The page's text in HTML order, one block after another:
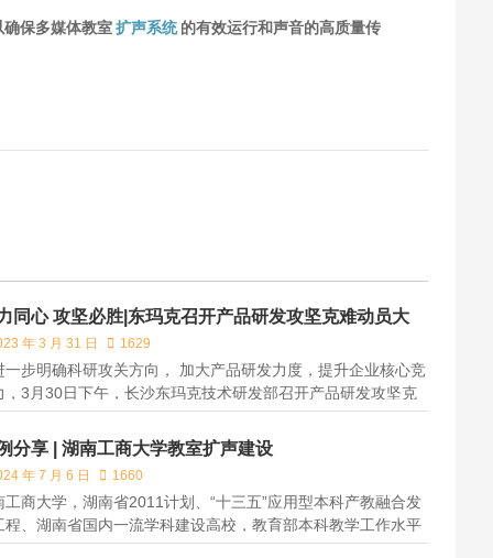
保多媒体教室扩声系统 的有效运行和声音的高质量传
同心 攻坚必胜|东玛克召开产品研发攻坚克难动员大
年 3 月 31 日 1629
一步明确科研攻关方向， 加大产品研发力度，提升企业核心竞
，3月30日下午，长沙东玛克技术研发部召开产品研发攻坚克
员大会，会议由公司董事长罗新吾主持，副总经理吴满兰、技
工刘建洪、技术研发部全体员工及相关人员参加会议。
分享 | 湖南工商大学教室扩声建设
年 7 月 6 日 1660
工商大学，湖南省2011计划、“十三五”应用型本科产教融合发
程、湖南省国内一流学科建设高校，教育部本科教学工作水平
优秀高校、博士学位授予立项建设单位。